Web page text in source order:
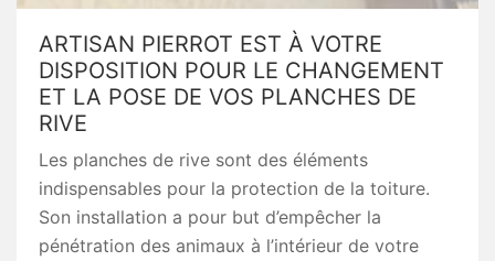
ARTISAN PIERROT EST À VOTRE
DISPOSITION POUR LE CHANGEMENT
ET LA POSE DE VOS PLANCHES DE
RIVE
Les planches de rive sont des éléments
indispensables pour la protection de la toiture.
Son installation a pour but d’empêcher la
pénétration des animaux à l’intérieur de votre